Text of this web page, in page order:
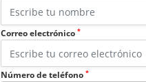
Correo electrónico *
Número de teléfono *